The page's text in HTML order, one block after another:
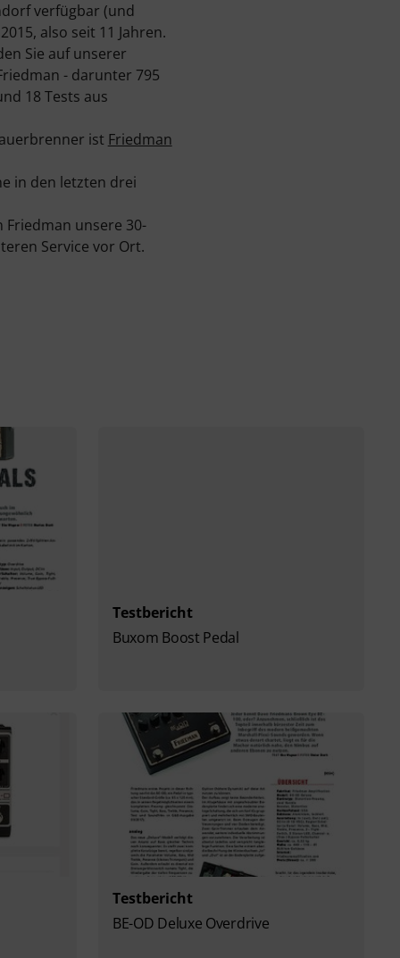
verfügbar (und
also seit 11 Jahren.
Sie auf unserer
- darunter 795
18 Tests aus
ist Friedman
in den letzten drei
unsere 30-
Service vor Ort.
Testbericht
Buxom Boost Pedal
Testbericht
BE-OD Deluxe Overdrive